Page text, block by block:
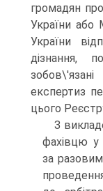
громадян
України або
України
дiзнання,
експертиз
цього
З
фахівцю у
за